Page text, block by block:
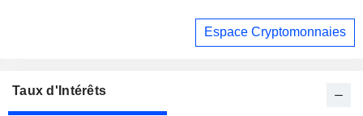
Espace Cryptomonnaies
Taux d'Intérêts